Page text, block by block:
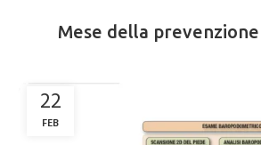
Mese della
22
FEB